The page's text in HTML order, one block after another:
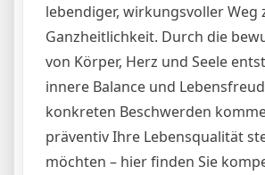
lebendiger, wirkungsvoller Weg
Ganzheitlichkeit. Durch die
von Körper, Herz und Seele
innere Balance und
konkreten Beschwerden
präventiv Ihre Lebensqualität
möchten – hier finden Sie